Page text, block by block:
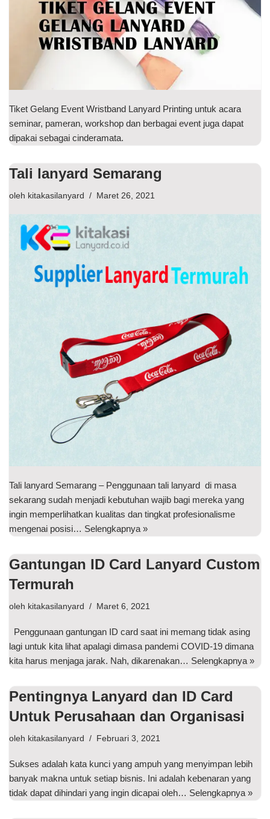
Tiket Gelang Event Wristband Lanyard Printing untuk acara
seminar, pameran, workshop dan berbagai event juga dapat
dipakai sebagai cinderamata.
Tali lanyard Semarang
oleh kitakasilanyard Maret 26, 2021
Tali lanyard Semarang – Penggunaan tali lanyard di masa
sekarang sudah menjadi kebutuhan wajib bagi mereka yang
ingin memperlihatkan kualitas dan tingkat profesionalisme
mengenai posisi… Selengkapnya »
Gantungan ID Card Lanyard Custom
Termurah
oleh kitakasilanyard Maret 6, 2021
Penggunaan gantungan ID card saat ini memang tidak asing
lagi untuk kita lihat apalagi dimasa pandemi COVID-19 dimana
kita harus menjaga jarak. Nah, dikarenakan… Selengkapnya »
Pentingnya Lanyard dan ID Card
Untuk Perusahaan dan Organisasi
oleh kitakasilanyard Februari 3, 2021
Sukses adalah kata kunci yang ampuh yang menyimpan lebih
banyak makna untuk setiap bisnis. Ini adalah kebenaran yang
tidak dapat dihindari yang ingin dicapai oleh… Selengkapnya »